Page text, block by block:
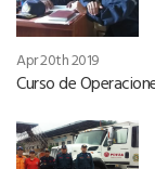
Apr 20th 2019
Curso de